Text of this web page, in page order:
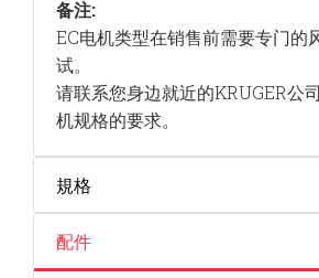
备注:
EC电机类型在销售前需要专门的
试。
请联系您身边就近的KRUGER公
机规格的要求。
規格
配件